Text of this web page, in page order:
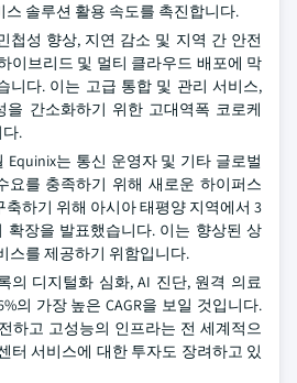
스 솔루션 활용 속도를 촉진합니다.
첩성 향상, 지연 감소 및 지역 간 안전
이브리드 및 멀티 클라우드 배포에 막
니다. 이는 고급 통합 및 관리 서비스,
을 간소화하기 위한 고대역폭 코로케
.
Equinix는 통신 운영자 및 기타 글로벌
요를 충족하기 위해 새로운 하이퍼스
하기 위해 아시아 태평양 지역에서 3
확장을 발표했습니다. 이는 향상된 상
스를 제공하기 위함입니다.
의 디지털화 심화, AI 진단, 원격 의료
의 가장 높은 CAGR을 보일 것입니다.
하고 고성능의 인프라는 전 세계적으
터 서비스에 대한 투자도 장려하고 있